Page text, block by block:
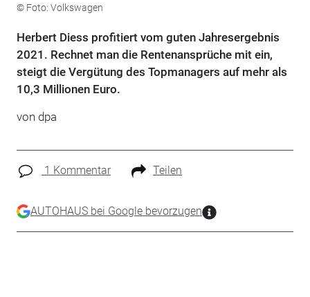
© Foto: Volkswagen
Herbert Diess profitiert vom guten Jahresergebnis
2021. Rechnet man die Rentenansprüche mit ein,
steigt die Vergütung des Topmanagers auf mehr als
10,3 Millionen Euro.
von dpa
1 Kommentar Teilen
AUTOHAUS bei Google bevorzugen